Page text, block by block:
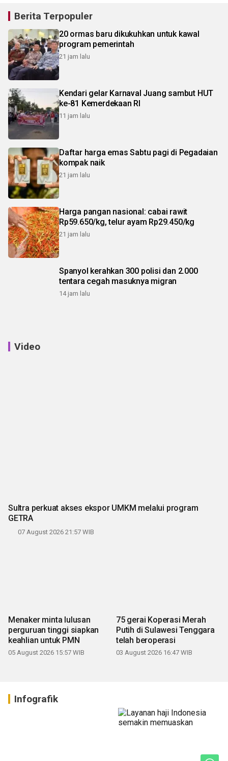
Berita Terpopuler
20 ormas baru dikukuhkan untuk kawal
program pemerintah
21 jam lalu
Kendari gelar Karnaval Juang sambut HUT
ke-81 Kemerdekaan RI
11 jam lalu
Daftar harga emas Sabtu pagi di Pegadaian
kompak naik
21 jam lalu
Harga pangan nasional: cabai rawit
Rp59.650/kg, telur ayam Rp29.450/kg
21 jam lalu
Spanyol kerahkan 300 polisi dan 2.000
tentara cegah masuknya migran
14 jam lalu
Video
Sultra perkuat akses ekspor UMKM melalui program
GETRA
07 August 2026 21:57 WIB
Menaker minta lulusan
perguruan tinggi siapkan
keahlian untuk PMN
05 August 2026 15:57 WIB
75 gerai Koperasi Merah
Putih di Sulawesi Tenggara
telah beroperasi
03 August 2026 16:47 WIB
Infografik